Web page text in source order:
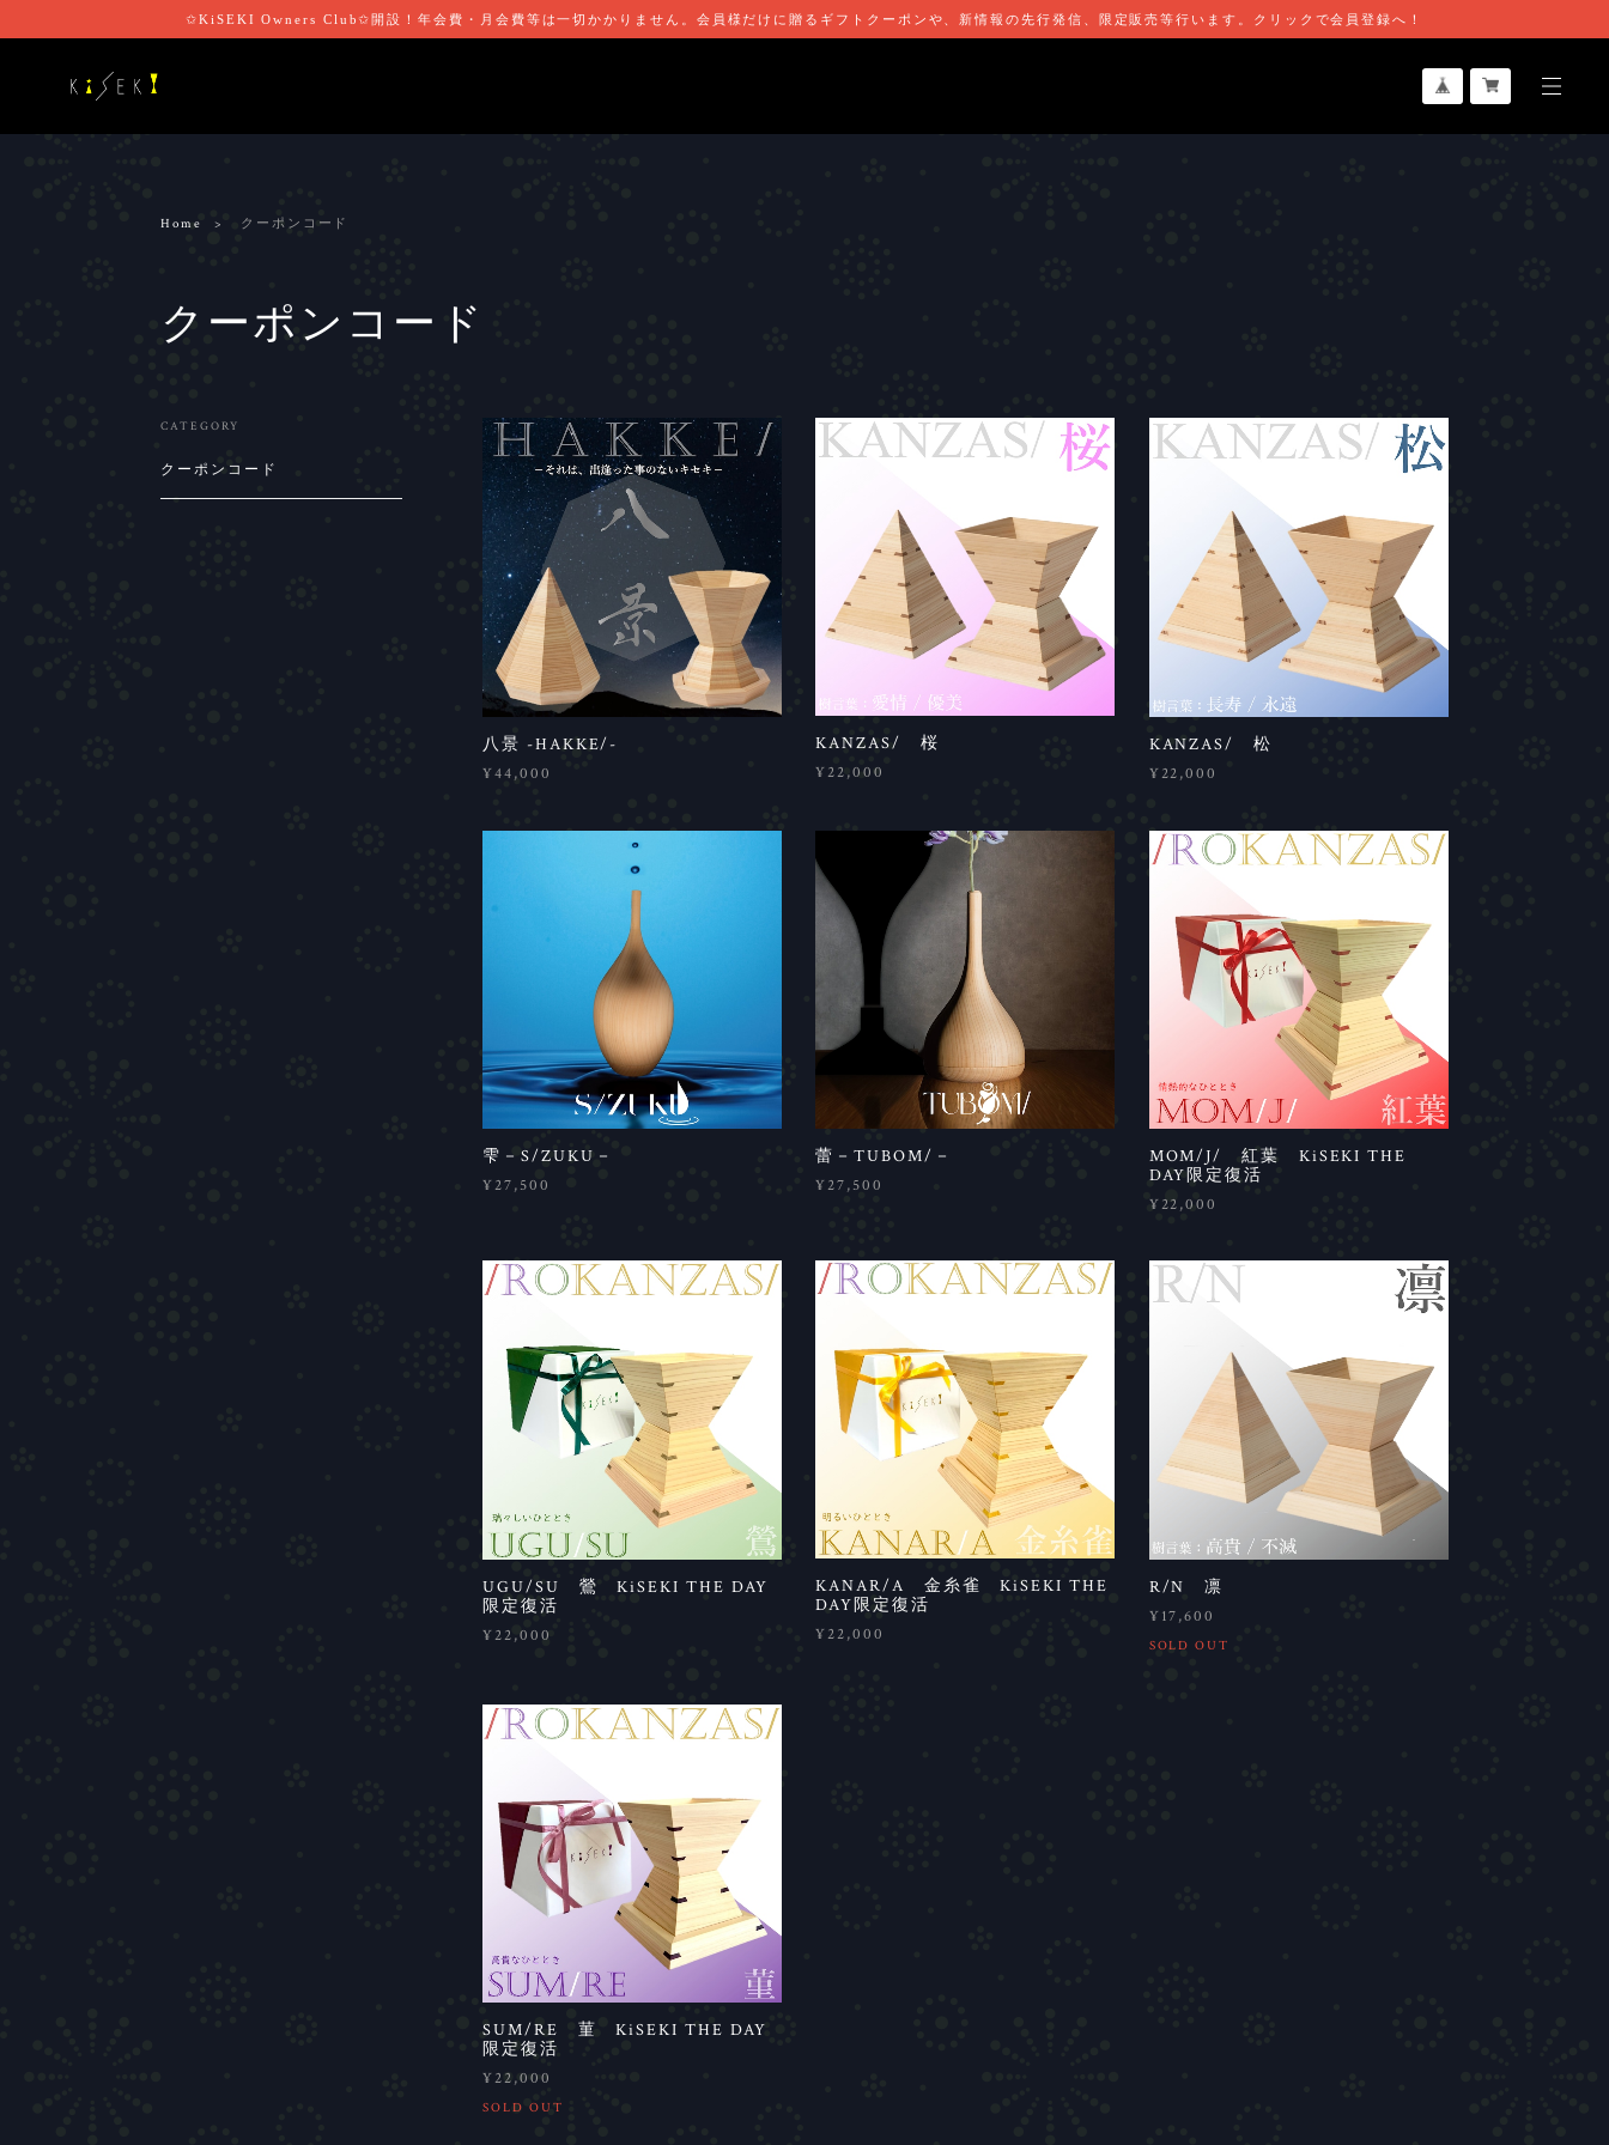
✩KiSEKI Owners Club✩開設！年会費・月会費等は一切かかりません。会員様だけに贈るギフトクーポンや、新情報の先行発信、限定販売等行います。クリックで会員登録へ！
Home クーポンコード
クーポンコード
八景 -HAKKE/-
¥44,000
KANZAS/ 桜
¥22,000
KANZAS/ 松
¥22,000
雫－S/ZUKU－
¥27,500
蕾－TUBOM/－
¥27,500
MOM/J/ 紅葉 KiSEKI THE
DAY限定復活
¥22,000
UGU/SU 鶯 KiSEKI THE DAY
限定復活
¥22,000
KANAR/A 金糸雀 KiSEKI THE
DAY限定復活
¥22,000
R/N 凛
¥17,600
SOLD OUT
SUM/RE 菫 KiSEKI THE DAY
限定復活
¥22,000
SOLD OUT
CATEGORY
クーポンコード